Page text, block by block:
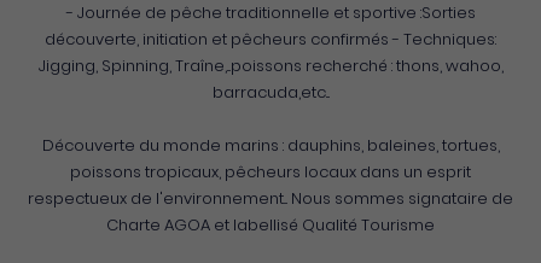
- Journée de pêche traditionnelle et sportive :Sorties
découverte, initiation et pêcheurs confirmés - Techniques:
Jigging, Spinning, Traîne,...poissons recherché : thons, wahoo,
barracuda,etc...
Découverte du monde marins : dauphins, baleines, tortues,
poissons tropicaux, pêcheurs locaux dans un esprit
respectueux de l'environnement... Nous sommes signataire de
Charte AGOA et labellisé Qualité Tourisme